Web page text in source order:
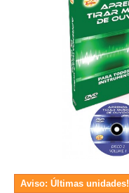
Aviso: Últimas unidades!